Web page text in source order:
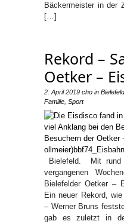
Bäckermeister in der
[…]
Rekord –
Oetker –
2. April 2019 cho in Bielefeld
Familie Sport
Bielefeld. Mit rund
vergangenen
Bielefelder Oetker –
Ein neuer Rekord,
– Werner Bruns
gab es zuletzt in